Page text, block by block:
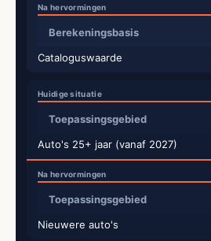
Berekeningsbasis
Cataloguswaarde
Toepassingsgebied
Auto's 25+ jaar (vanaf 2027)
Toepassingsgebied
Nieuwere auto's